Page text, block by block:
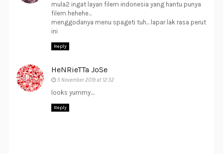
mula2 ingat layan filem indonesia yang hantu punya
filem hehehe...
menggodanya menu spageti tuh... lapar lak rasa perut
ini
Reply
HeNRieTTa JoSe
5 November 2019 at 12:32
looks yummy....
Reply